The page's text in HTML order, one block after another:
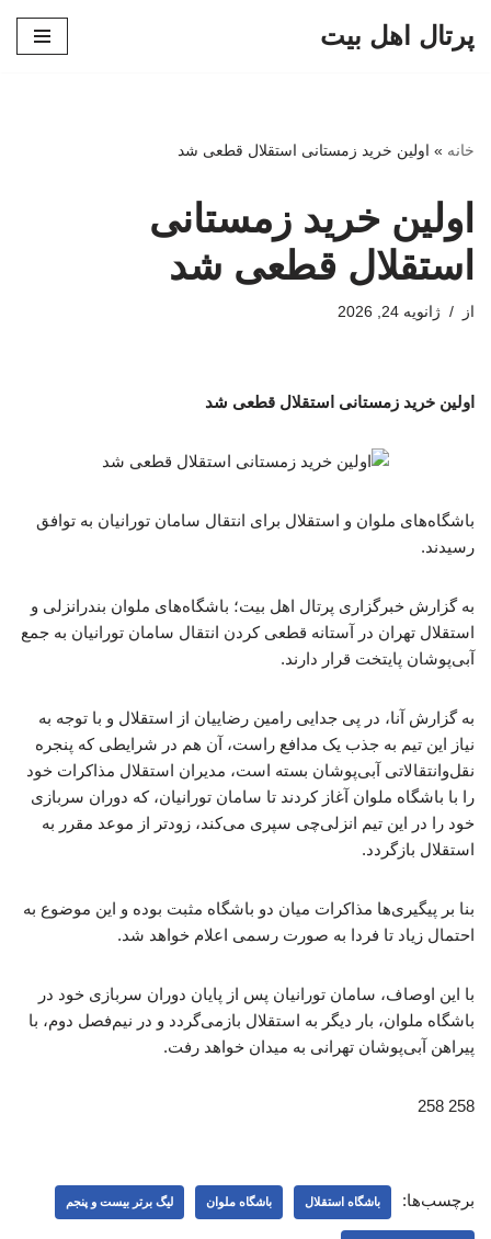
پرتال اهل بیت
خانه » اولین خرید زمستانی استقلال قطعی شد
اولین خرید زمستانی
استقلال قطعی شد
از ژانویه 24, 2026
اولین خرید زمستانی استقلال قطعی شد
باشگاه‌های ملوان و استقلال برای انتقال سامان تورانیان به توافق
رسیدند.
به گزارش خبرگزاری پرتال اهل بیت؛ باشگاه‌های ملوان بندرانزلی و
استقلال تهران در آستانه قطعی کردن انتقال سامان تورانیان به جمع
آبی‌پوشان پایتخت قرار دارند.
به گزارش آنا، در پی جدایی رامین رضاییان از استقلال و با توجه به
نیاز این تیم به جذب یک مدافع راست، آن هم در شرایطی که پنجره
نقل‌وانتقالاتی آبی‌پوشان بسته است، مدیران استقلال مذاکرات خود
را با باشگاه ملوان آغاز کردند تا سامان تورانیان، که دوران سربازی
خود را در این تیم انزلی‌چی سپری می‌کند، زودتر از موعد مقرر به
استقلال بازگردد.
بنا بر پیگیری‌ها مذاکرات میان دو باشگاه مثبت بوده و این موضوع به
احتمال زیاد تا فردا به صورت رسمی اعلام خواهد شد.
با این اوصاف، سامان تورانیان پس از پایان دوران سربازی خود در
باشگاه ملوان، بار دیگر به استقلال بازمی‌گردد و در نیم‌فصل دوم، با
پیراهن آبی‌پوشان تهرانی به میدان خواهد رفت.
258 258
برچسب‌ها: باشگاه استقلال باشگاه ملوان لیگ برتر بیست و پنجم